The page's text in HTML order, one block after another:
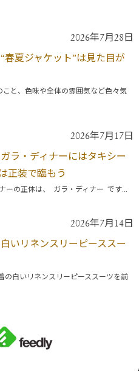
2026年7月28日
“春夏ジャケット”は見た目が
と、色味や全体の雰囲気など色々気
2026年7月17日
ガラ・ディナーにはタキシー
正装で臨もう
ーの正体は、 ガラ・ディナー です...
2026年7月14日
白いリネンスリーピーススー
の白いリネンスリーピーススーツを前